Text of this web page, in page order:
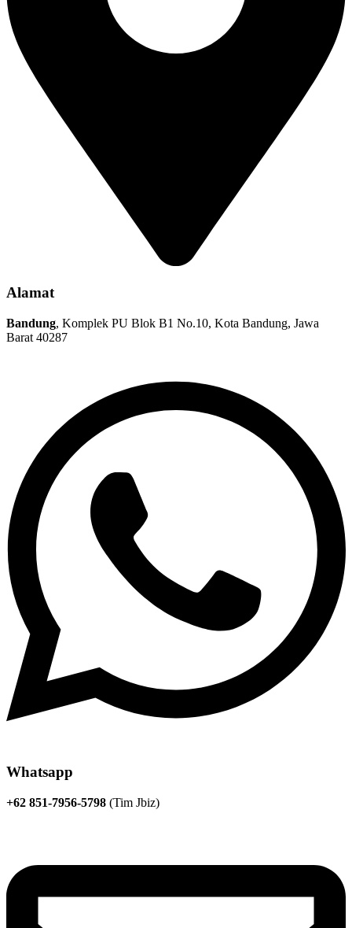
Alamat
Bandung, Komplek PU Blok B1 No.10, Kota Bandung, Jawa
Barat 40287
Whatsapp
+62 851-7956-5798 (Tim Jbiz)